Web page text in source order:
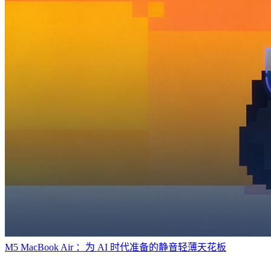
M5 MacBook Air ：为 AI 时代准备的静音轻薄天花板